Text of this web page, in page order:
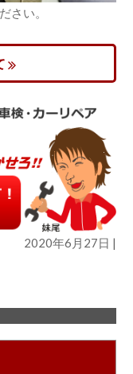
さい。
2020年6月27日 |